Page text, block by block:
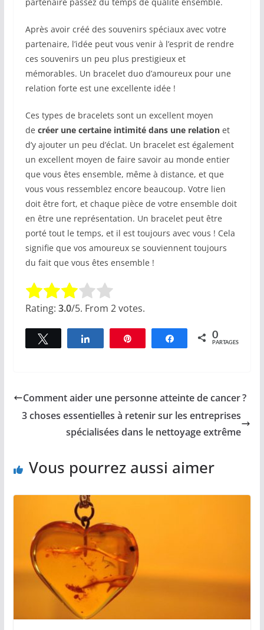
Après avoir créé des souvenirs spéciaux avec votre
partenaire, l’idée peut vous venir à l’esprit de rendre
ces souvenirs un peu plus prestigieux et
mémorables. Un bracelet duo d’amoureux pour une
relation forte est une excellente idée !
Ces types de bracelets sont un excellent moyen
de créer une certaine intimité dans une relationet
d’y ajouter un peu d’éclat. Un bracelet est également
un excellent moyen de faire savoir au monde entier
que vous êtes ensemble, même à distance, et que
vous vous ressemblez encore beaucoup. Votre lien
doit être fort, et chaque pièce de votre ensemble doit
en être une représentation. Un bracelet peut être
porté tout le temps, et il est toujours avec vous ! Cela
signifie que vos amoureux se souviennent toujours
du fait que vous êtes ensemble !
Rate this item:
Rating: 3.0/5. From 2 votes.
Tweetez Partagez Épingle Partagez0
PARTAGES
Comment aider une personne atteinte de cancer ?
3 choses essentielles à retenir sur les entreprises
spécialisées dans le nettoyage extrême
Vous pourrez aussi aimer